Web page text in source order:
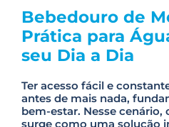
Bebedouro de
Prática para
seu Dia a Dia
Ter acesso fácil e
antes de mais nada,
bem-estar. Nesse cenário,
surge como uma solução